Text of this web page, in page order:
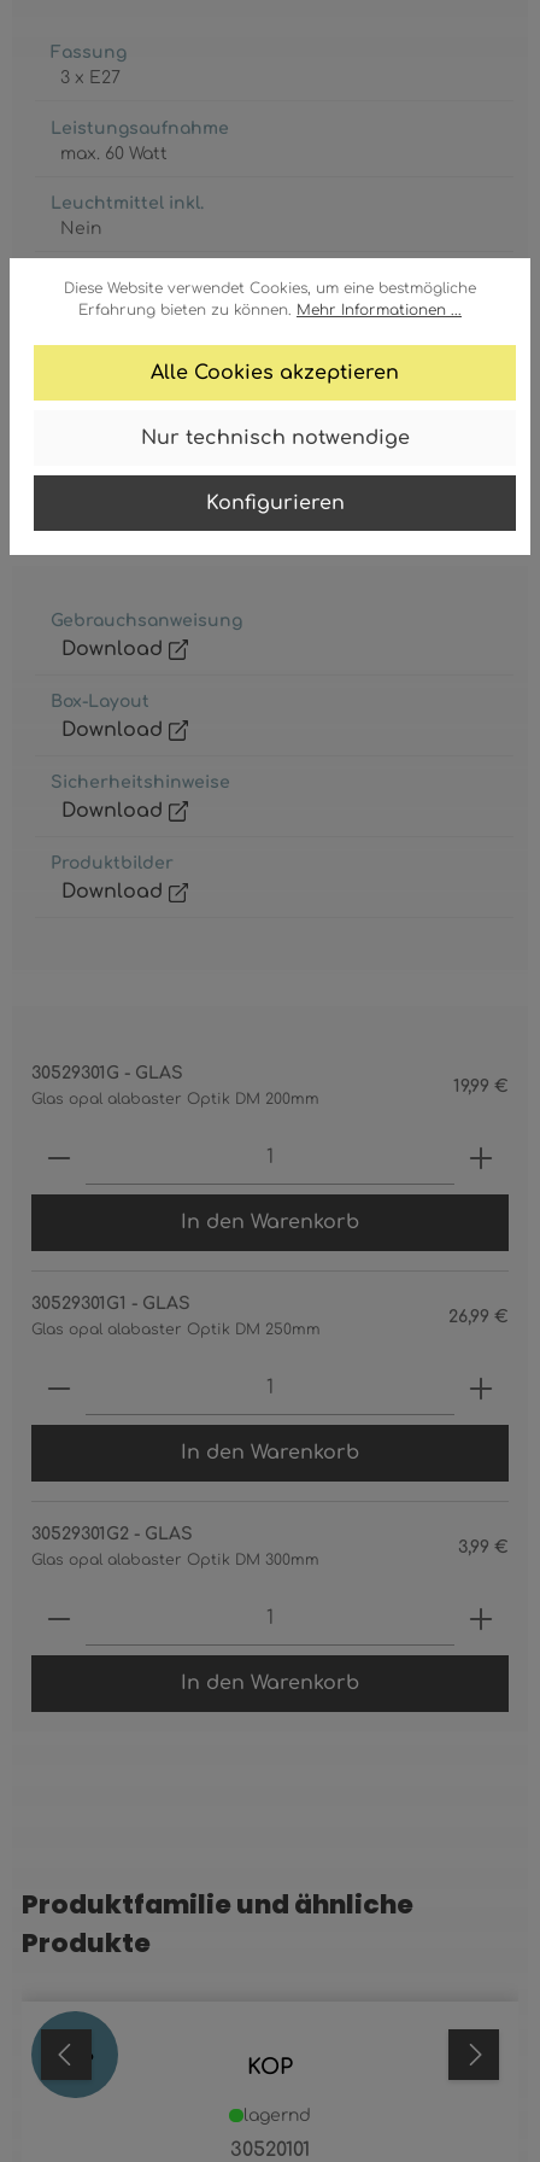
Diese Website verwendet Cookies, um eine bestmögliche
Erfahrung bieten zu können. Mehr Informationen ...
Alle Cookies akzeptieren
Nur technisch notwendige
Konfigurieren
Fassung
3 x E27
Leistungsaufnahme
max. 60 Watt
Leuchtmittel inkl.
Nein
Schutzgrad
IP20
Spannung
Gebrauchsanweisung
Download
Box-Layout
Download
Sicherheitshinweise
Download
Produktbilder
Download
30529301G - GLAS
Glas opal alabaster Optik DM 200mm
19,99 €
Produkt Anzahl: Gib den
In den Warenkorb
30529301G1 - GLAS
Glas opal alabaster Optik DM 250mm
26,99 €
Produkt Anzahl: Gib den
In den Warenkorb
30529301G2 - GLAS
Glas opal alabaster Optik DM 300mm
3,99 €
Produkt Anzahl: Gib den
In den Warenkorb
Produktgalerie überspringen
Produktfamilie und ähnliche
Produkte
22 % KOP
30520101
lagernd